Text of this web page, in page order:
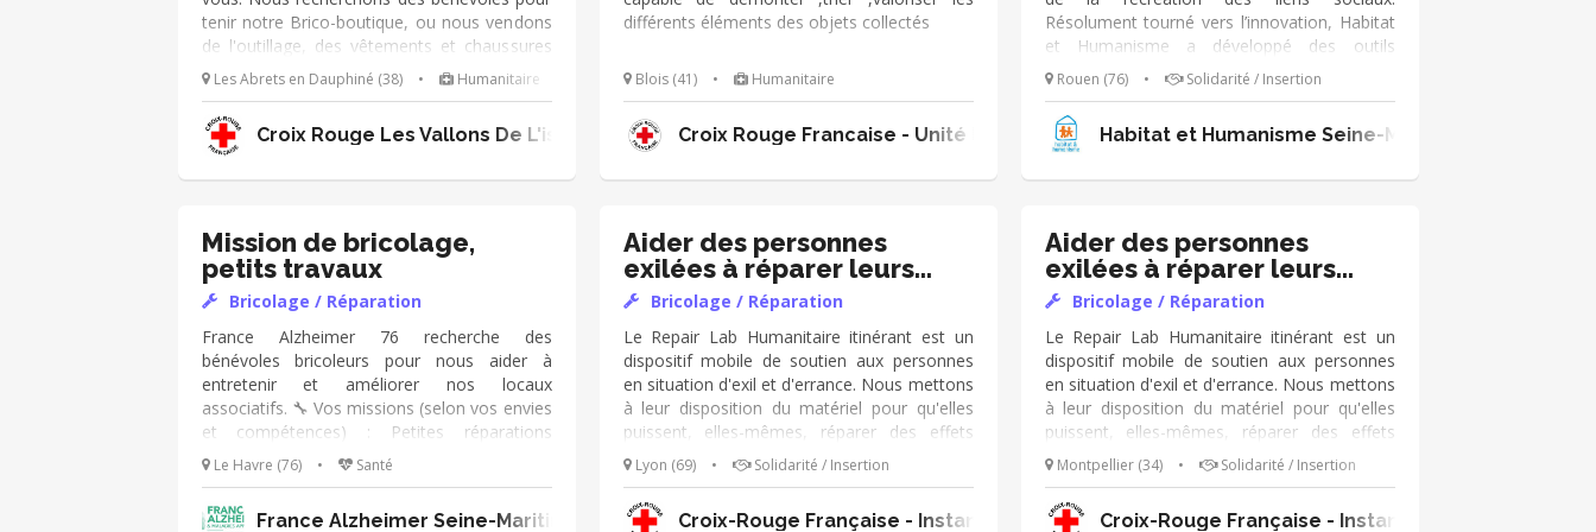
tenir notre Brico-boutique, ou nous vendons
de l'outillage, des vêtements et chaussures
de travail neuf à prix cassés. Votre mission
consistera à accueillir les clients , mettre en
rayon les produits. Notre boutique est
ouverte toutes les 2 semaines le samedi de
10h à 17h dans notre local aux Abrets en
Les Abrets en Dauphiné (38) • Humanitaire
Croix Rouge Les Vallons De L'isère
différents éléments des objets collectés
Blois (41) • Humanitaire
Croix Rouge Francaise - Unité locale de Blois
Résolument tourné vers l’innovation, Habitat
et Humanisme a développé des outils
économiques à vocation sociale. En Seine-
Maritime ce sont 110 logements et plus
d’une centaine de famille accompagnée au
quotidien. Vous rejoindrez une équipe
Rouen (76) • Solidarité / Insertion
Habitat et Humanisme Seine-Maritime
Mission de bricolage,
petits travaux
Bricolage / Réparation
France Alzheimer 76 recherche des
bénévoles bricoleurs pour nous aider à
entretenir et améliorer nos locaux
associatifs. 🔧 Vos missions (selon vos envies
et compétences) : Petites réparations
(poignées, portes, serrures…) Travaux de
rafraîchissement (peinture, agencement
léger) Aide ponctuelle comme montage de
meubles ou réorganisations internes 👥 Pas
Le Havre (76) • Santé
France Alzheimer Seine-Maritime
Aider des personnes
exilées à réparer leurs
objets
Bricolage / Réparation
Le Repair Lab Humanitaire itinérant est un
dispositif mobile de soutien aux personnes
en situation d'exil et d'errance. Nous mettons
à leur disposition du matériel pour qu'elles
puissent, elles-mêmes, réparer des effets
personnels endommagés par des conditions
de vie souvent difficiles. En tant que bénévole
réparateur au sein du Repair Lab, tes
missions sont : ➔ Aider au diagnostic de
Lyon (69) • Solidarité / Insertion
Croix-Rouge Française - Instances Nationales
Aider des personnes
exilées à réparer leurs
objets
Bricolage / Réparation
Le Repair Lab Humanitaire itinérant est un
dispositif mobile de soutien aux personnes
en situation d'exil et d'errance. Nous mettons
à leur disposition du matériel pour qu'elles
puissent, elles-mêmes, réparer des effets
personnels endommagés par des conditions
de vie souvent difficiles. En tant que bénévole
réparateur au sein du Repair Lab, tes
missions sont : ➔ Aider au diagnostic de
Montpellier (34) • Solidarité / Insertion
Croix-Rouge Française - Instances Nationales